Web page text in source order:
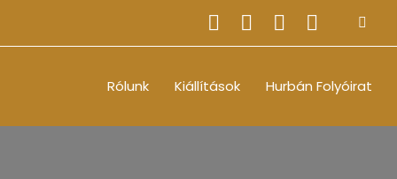
Rólunk Kiállítások Hurbán Folyóirat